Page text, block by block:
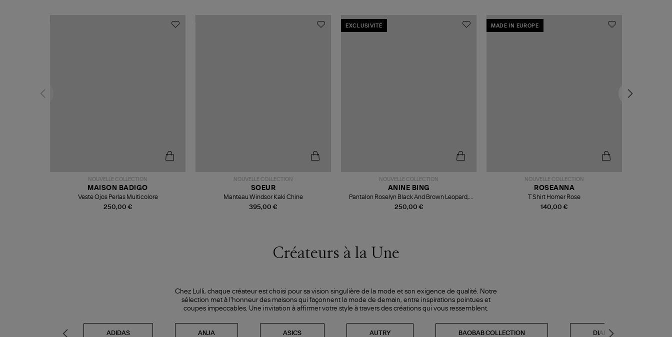
NOUVELLE COLLECTION
250,00 €
MAISON BADIGO
Veste Ojos Perlas Multicolore
NOUVELLE COLLECTION
395,00 €
SOEUR
Manteau Windsor Kaki Chine
EXCLUSIVITÉ
NOUVELLE COLLECTION
250,00 €
ANINE BING
Pantalon Roselyn Black And Brown Leopard,
Exclusivité Lulli
MADE IN EUROPE
NOUVELLE COLLECTION
140,00 €
ROSEANNA
T Shirt Homer Rose
Créateurs à la Une
Chez Lulli, chaque créateur est choisi pour sa vision singulière de la mode et son exigence de qualité. Notre
sélection met à l'honneur des maisons qui façonnent la mode de demain, entre inspirations pointues et
coupes impeccables. Une invitation à affirmer votre style à travers des créations qui vous ressemblent.
ADIDAS ANJA ASICS AUTRY BAOBAB COLLECTION DIADORA